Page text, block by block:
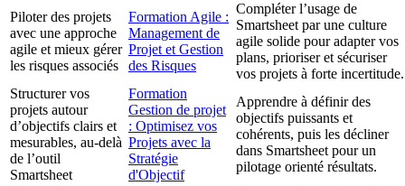
Piloter des projets
avec une approche
agile et mieux gérer
les risques associés
Formation Agile :
Management de
Projet et Gestion
des Risques
Compléter l’usage de
Smartsheet par une culture
agile solide pour adapter vos
plans, prioriser et sécuriser
vos projets à forte incertitude.
Structurer vos
projets autour
d’objectifs clairs et
mesurables, au-delà
de l’outil
Smartsheet
Formation
Gestion de projet
: Optimisez vos
Projets avec la
Stratégie
d'Objectif
Apprendre à définir des
objectifs puissants et
cohérents, puis les décliner
dans Smartsheet pour un
pilotage orienté résultats.